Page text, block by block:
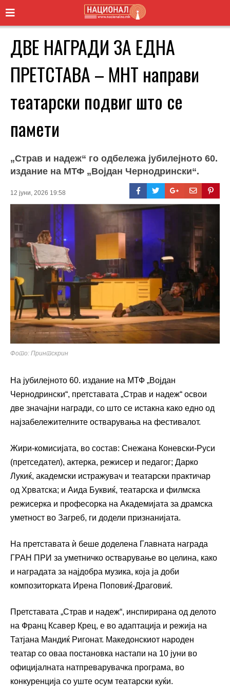
ДВЕ НАГРАДИ ЗА ЕДНА
ПРЕТСТАВА – МНТ направи
театарски подвиг што се
памети
„Страв и надеж“ го одбележа јубилејното 60.
издание на МТФ „Војдан Чернодрински“.
12 јуни, 2026 19:58
Фото: Принтскрин
На јубилејното 60. издание на МТФ „Војдан
Чернодрински“, претставата „Страв и надеж“ освои
две значајни награди, со што се истакна како едно од
најзабележителните остварувања на фестивалот.
Жири-комисијата, во состав: Снежана Коневски-Руси
(претседател), актерка, режисер и педагог; Дарко
Лукиќ, академски истражувач и театарски практичар
од Хрватска; и Аида Буквиќ, театарска и филмска
режисерка и професорка на Академијата за драмска
уметност во Загреб, ги додели признанијата.
На претставата ѝ беше доделена Главната награда
ГРАН ПРИ за уметничко остварување во целина, како
и наградата за најдобра музика, која ја доби
композиторката Ирена Поповиќ-Драговиќ.
Претставата „Страв и надеж“, инспирирана од делото
на Франц Ксавер Крец, е во адаптација и режија на
Татјана Мандиќ Ригонат. Македонскиот народен
театар со оваа постановка настапи на 10 јуни во
официјалната натпреварувачка програма, во
конкуренција со уште осум театарски куќи.